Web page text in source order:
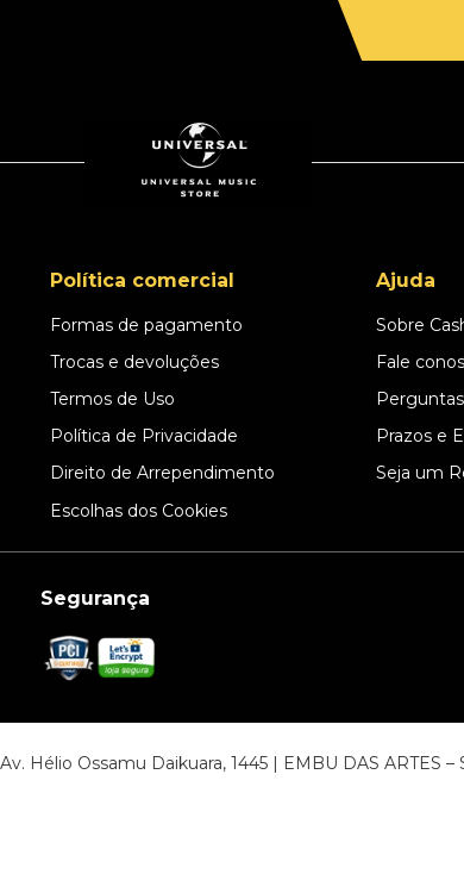
Política comercial
Formas de pagamento
Trocas e devoluções
Termos de Uso
Política de Privacidade
Direito de Arrependimento
Escolhas dos Cookies
Ajuda
Sobre
Fale
Prazos e
Seja um
Segurança
Hélio Ossamu Daikuara, 1445 | EMBU DAS ARTES –